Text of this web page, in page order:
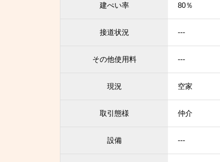
建ぺい率 80％
接道状況 ---
その他使用料 ---
現況 空家
取引態様 仲介
設備 ---